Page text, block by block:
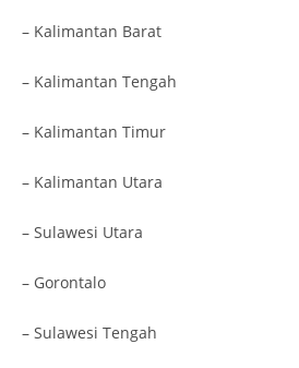
– Kalimantan Barat
– Kalimantan Tengah
– Kalimantan Timur
– Kalimantan Utara
– Sulawesi Utara
– Gorontalo
– Sulawesi Tengah